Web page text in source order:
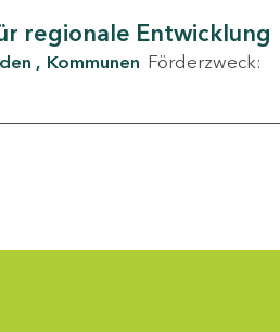
regionale Entwicklung
Kommunen Förderzweck: